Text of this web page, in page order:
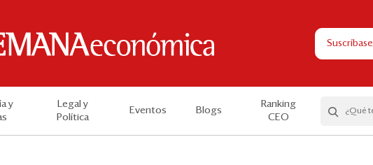
Suscríbase
y
Legal y
Política
Eventos Blogs
Ranking
CEO